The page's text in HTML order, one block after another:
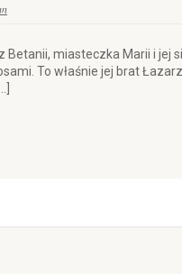
Betanii, miasteczka Marii i
To właśnie jej brat